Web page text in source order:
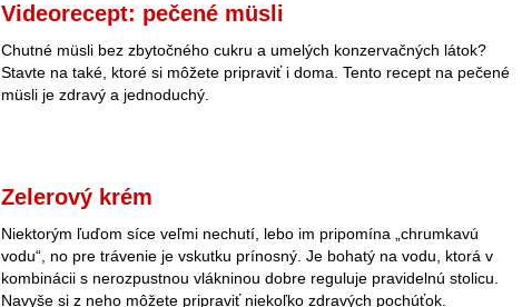
Videorecept: pečené müsli
Chutné müsli bez zbytočného cukru a umelých konzervačných látok?
Stavte na také, ktoré si môžete pripraviť i doma. Tento recept na pečené
müsli je zdravý a jednoduchý.
Zelerový krém
Niektorým ľuďom síce veľmi nechutí, lebo im pripomína „chrumkavú
vodu“, no pre trávenie je vskutku prínosný. Je bohatý na vodu, ktorá v
kombinácii s nerozpustnou vlákninou dobre reguluje pravidelnú stolicu.
Navyše si z neho môžete pripraviť niekoľko zdravých pochúťok.